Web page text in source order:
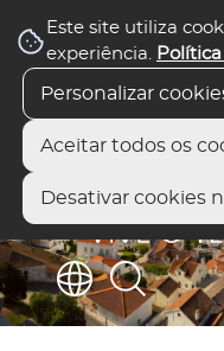
Este site utiliza
experiência.
Personalizar
Aceitar todos os
Desativar cookies